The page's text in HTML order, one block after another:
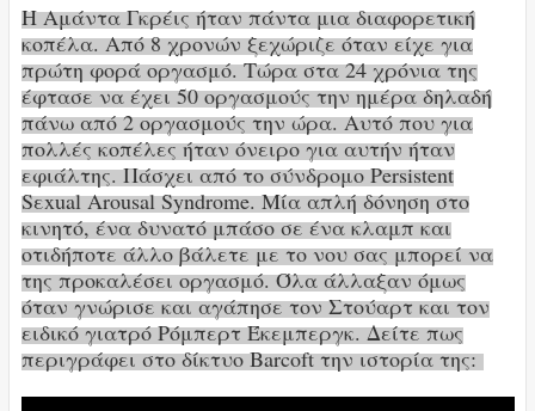
Η Αμάντα Γκρέις ήταν πάντα μια διαφορετική
κοπέλα. Από 8 χρονών ξεχώριζε όταν είχε για
πρώτη φορά οργασμό. Τώρα στα 24 χρόνια της
έφτασε να έχει 50 οργασμούς την ημέρα δηλαδή
πάνω από 2 οργασμούς την ώρα. Αυτό που για
πολλές κοπέλες ήταν όνειρο για αυτήν ήταν
εφιάλτης. Πάσχει από το σύνδρομο Persistent
Sεxual Arousal Syndrome. Μία απλή δόνηση στο
κινητό, ένα δυνατό μπάσο σε ένα κλαμπ και
οτιδήποτε άλλο βάλετε με το νου σας μπορεί να
της προκαλέσει οργασμό. Όλα άλλαξαν όμως
όταν γνώρισε και αγάπησε τον Στούαρτ και τον
ειδικό γιατρό Ρόμπερτ Έκεμπεργκ. Δείτε πως
περιγράφει στο δίκτυο Barcoft την ιστορία της: